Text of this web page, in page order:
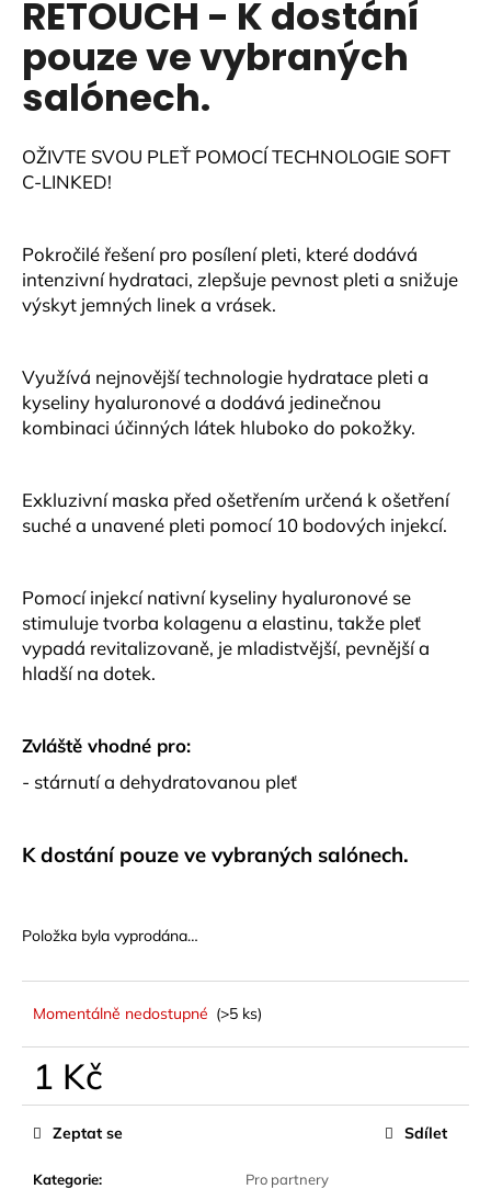
RETOUCH - K dostání
pouze ve vybraných
salónech.
OŽIVTE SVOU PLEŤ POMOCÍ TECHNOLOGIE SOFT
C-LINKED!
Pokročilé řešení pro posílení pleti, které dodává
intenzivní hydrataci, zlepšuje pevnost pleti a snižuje
výskyt jemných linek a vrásek.
Využívá nejnovější technologie hydratace pleti a
kyseliny hyaluronové a dodává jedinečnou
kombinaci účinných látek hluboko do pokožky.
Exkluzivní maska před ošetřením určená k ošetření
suché a unavené pleti pomocí 10 bodových injekcí.
Pomocí injekcí nativní kyseliny hyaluronové se
stimuluje tvorba kolagenu a elastinu, takže pleť
vypadá revitalizovaně, je mladistvější, pevnější a
hladší na dotek.
Zvláště vhodné pro:
- stárnutí a dehydratovanou pleť
K dostání pouze ve vybraných salónech.
Položka byla vyprodána…
Momentálně nedostupné (>5 ks)
1 Kč
Měrná
Kategorie:
Pro partnery
Zeptat se Sdílet
a
j
í
t
?
HLEDAT
D
o
p
u
č
u
e
m
e
SÉRUM
500